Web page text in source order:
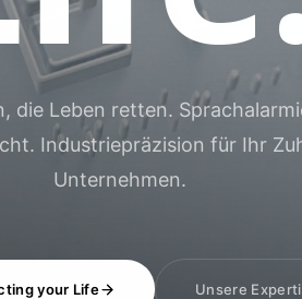
die Leben retten.
Industriepräzision für Ihr
Unternehmen.
your Life Unsere